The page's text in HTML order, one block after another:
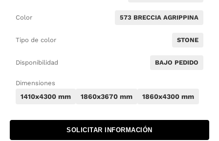
Color 573 BRECCIA AGRIPPINA
Tipo de color STONE
Disponibilidad BAJO PEDIDO
Dimensiones
1410x4300 mm 1860x3670 mm 1860x4300 mm
SOLICITAR INFORMACIÓN